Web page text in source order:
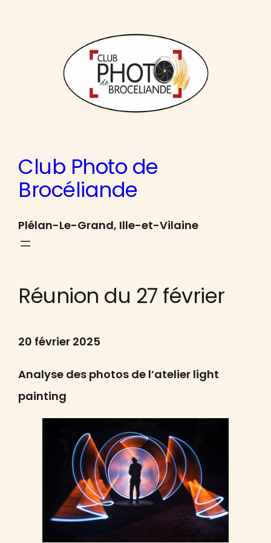
Club Photo de
Brocéliande
Plélan-Le-Grand, Ille-et-Vilaine
Réunion du 27 février
20 février 2025
Analyse des photos de l’atelier light
painting